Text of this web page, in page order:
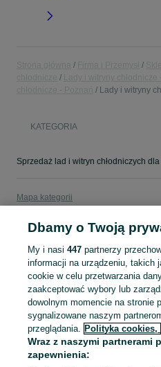
Lady i witryny
KATEGORIA
Mapa kategorii
Mapa ministron
Popularne wyszukiwania
Dbamy o Twoją
My i nasi447 partnerzy
informacji na urządzeniu, takich
cookie w celu przetwarzania
zaakceptować wybory lub
dowolnym momencie na stronie
sygnalizowane naszym
przeglądania. Polityka cookies,
Wraz z naszymi partnerami
zapewnienia: